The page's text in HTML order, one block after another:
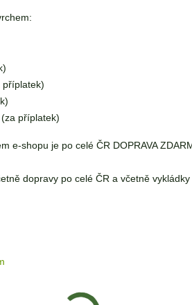
příplatek)
příplatek)
e-shopu je po celé ČR DOPRAVA
dopravy po celé ČR a včetně vykládky